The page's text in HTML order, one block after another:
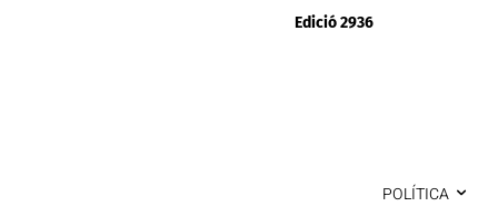
Edició 2936
POLÍTICA